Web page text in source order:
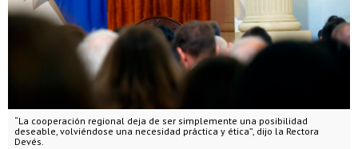
“La cooperación regional deja de ser simplemente una posibilidad
deseable, volviéndose una necesidad práctica y ética”, dijo la Rectora
Devés.